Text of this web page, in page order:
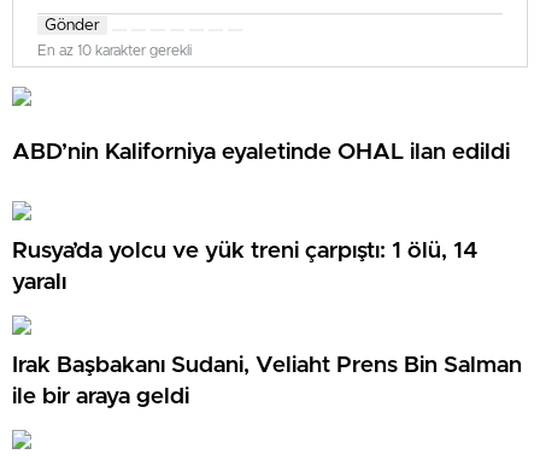
Gönder
En az 10 karakter gerekli
ABD’nin Kaliforniya eyaletinde OHAL ilan edildi
Rusya’da yolcu ve yük treni çarpıştı: 1 ölü, 14
yaralı
Irak Başbakanı Sudani, Veliaht Prens Bin Salman
ile bir araya geldi